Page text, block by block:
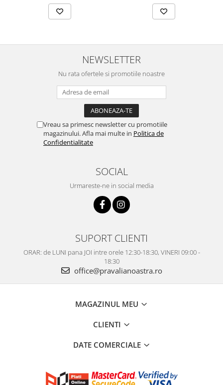
NEWSLETTER
Nu rata ofertele si promotiile noastre
Vreau sa primesc newsletter cu promotiile
magazinului. Afla mai multe in Politica de
Confidentialitate
SOCIAL
Urmareste-ne in social media
SUPORT CLIENTI
ORAR: de LUNI pana JOI intre orele 12:30-18:30, VINERI 09:00 -
18:30
office@pravalianoastra.ro
MAGAZINUL MEU
CLIENTI
DATE COMERCIALE